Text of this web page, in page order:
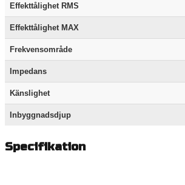
Effekttålighet RMS
Effekttålighet MAX
Frekvensområde
Impedans
Känslighet
Inbyggnadsdjup
Specifikation